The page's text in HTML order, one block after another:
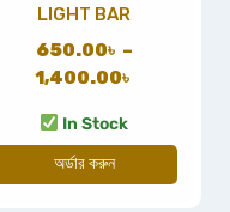
LIGHT BAR
650.00৳ –
1,400.00৳
In Stock
অর্ডার করুন